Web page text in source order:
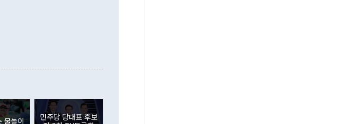
안정에 플러스냐, 결론적
한 '4자 회담'에 대해 "이상
방경제포럼(EEF)'을 언급하
발언한 데 대해서도 조 장관
지 진도가 나가지 않았다"고
에서 4억4000만달러 적자
으로 32억7000만달러 흑자
른 기저효과로 배당지급이
이다. 직접투자에서는 내국
내투자가 46억3000만달러
주식 매도세가 이어졌다. 외
물놀이
민주당 당대표 후보